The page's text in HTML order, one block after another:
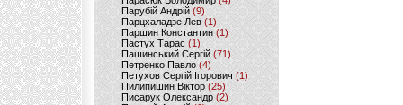
Парубій Андрій (9)
Парцхаладзе Лев (1)
Паршин Константин(1)
Пастух Тарас (1)
Пашинський Сергій (71)
Петренко Павло (4)
Петухов Сергій Ігорович (1)
Пилипишин Віктор(25)
Писарук Олександр(2)